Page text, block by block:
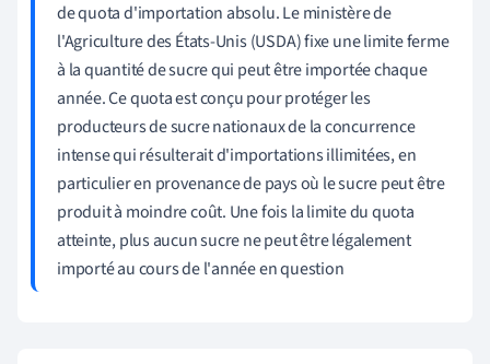
de quota d'importation absolu. Le ministère de
l'Agriculture des États-Unis (USDA) fixe une limite ferme
à la quantité de sucre qui peut être importée chaque
année. Ce quota est conçu pour protéger les
producteurs de sucre nationaux de la concurrence
intense qui résulterait d'importations illimitées, en
particulier en provenance de pays où le sucre peut être
produit à moindre coût. Une fois la limite du quota
atteinte, plus aucun sucre ne peut être légalement
importé au cours de l'année en question